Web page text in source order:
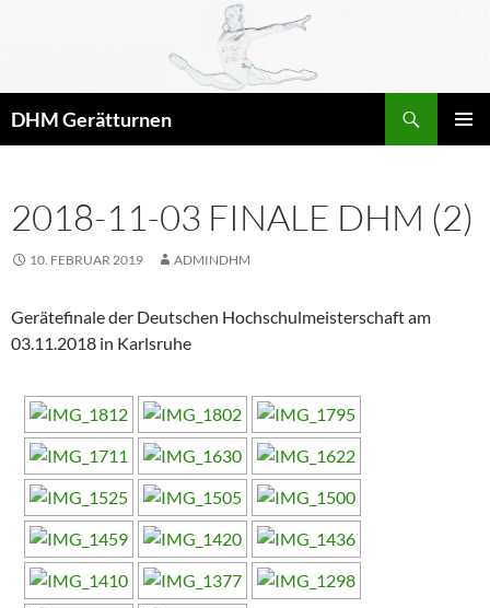
DHM Gerätturnen
2018-11-03 FINALE DHM (2)
10. FEBRUAR 2019 ADMINDHM
Gerätefinale der Deutschen Hochschulmeisterschaft am
03.11.2018 in Karlsruhe